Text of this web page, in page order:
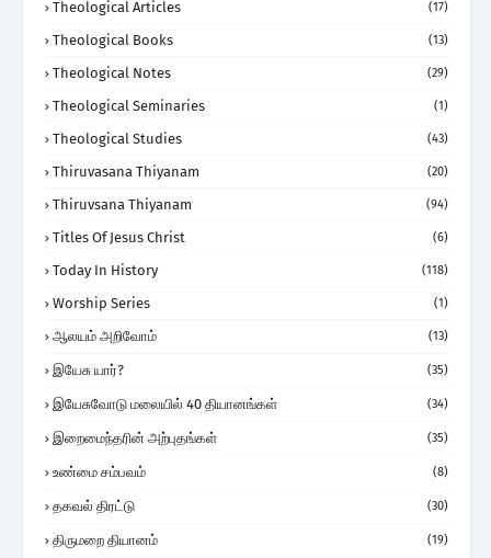
Theological Articles (17)
Theological Books (13)
Theological Notes (29)
Theological Seminaries (1)
Theological Studies (43)
Thiruvasana Thiyanam (20)
Thiruvsana Thiyanam (94)
Titles Of Jesus Christ (6)
Today In History (118)
Worship Series (1)
ஆலயம் அறிவோம் (13)
இயேசு யார்? (35)
இயேசுவோடு மலையில் 40 தியானங்கள் (34)
இறைமைந்தரின் அற்புதங்கள் (35)
உண்மை சம்பவம் (8)
தகவல் திரட்டு (30)
திருமறை தியானம் (19)